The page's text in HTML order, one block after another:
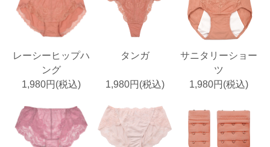
レーシーヒップハ
ング
タンガ
サニタリーショー
ツ
1,980円(税込)
1,980円(税込) 1,980円(税込)